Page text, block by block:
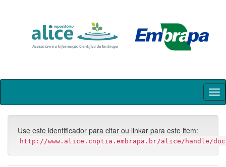
Skip
Use este identificador para citar ou linkar para este item:
http://www.alice.cnptia.embrapa.br/alice/handle/